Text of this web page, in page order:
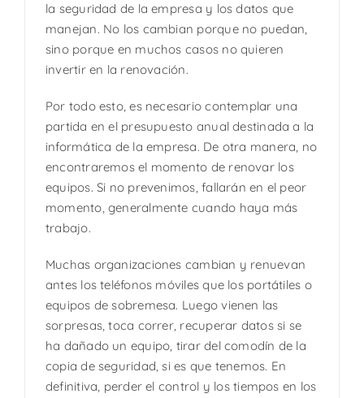
la seguridad de la empresa y los datos que
manejan. No los cambian porque no puedan,
sino porque en muchos casos no quieren
invertir en la renovación.
Por todo esto, es necesario contemplar una
partida en el presupuesto anual destinada a la
informática de la empresa. De otra manera, no
encontraremos el momento de renovar los
equipos. Si no prevenimos, fallarán en el peor
momento, generalmente cuando haya más
trabajo.
Muchas organizaciones cambian y renuevan
antes los teléfonos móviles que los portátiles o
equipos de sobremesa. Luego vienen las
sorpresas, toca correr, recuperar datos si se
ha dañado un equipo, tirar del comodín de la
copia de seguridad, si es que tenemos. En
definitiva, perder el control y los tiempos en los